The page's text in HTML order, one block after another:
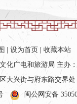
设为首页
收藏本站
化广电和旅游局 主办
大兴街与府东路交界处
闽公网安备